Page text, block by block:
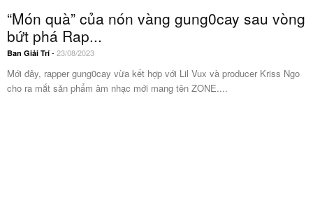
“Món quà” của nón vàng gung0cay sau vòng
bứt phá Rap...
Ban Giải Trí - 23/08/2023
Mới đây, rapper gung0cay vừa kết hợp với Lil Vux và producer Kriss Ngo
cho ra mắt sản phẩm âm nhạc mới mang tên ZONE....